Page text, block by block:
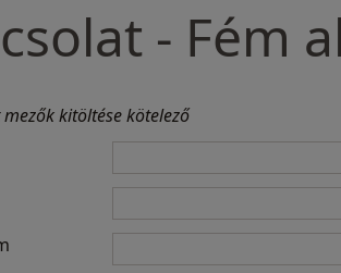
- Fém
kitöltése kötelező